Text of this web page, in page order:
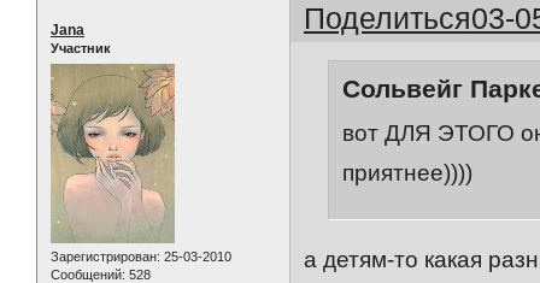
Поделиться03-
Jana
Участник
Зарегистрирован: 25-03-2010
Сообщений: 528
Сольвейг
вот ДЛЯ ЭТОГО
приятнее))))
а детям-то какая